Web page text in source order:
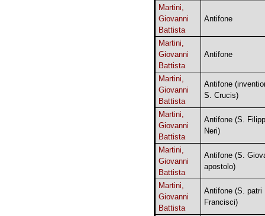
Martini,
Giovanni
Battista
Antifone
Martini,
Giovanni
Battista
Antifone
Martini,
Giovanni
Battista
Antifone
S. Crucis)
Martini,
Giovanni
Battista
Antifone (S.
Neri)
Martini,
Giovanni
Battista
Antifone (S.
apostolo)
Martini,
Giovanni
Battista
Antifone (S. patri
Francisci)